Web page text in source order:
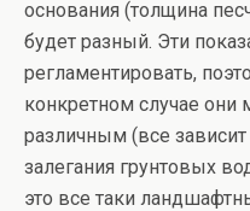
основания (толщина
будет разный. Эти
регламентировать,
конкретном случае они
различным (все зависит
залегания грунтовых
это все таки